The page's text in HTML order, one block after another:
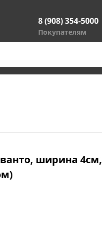
8 (908) 354-5000
Покупателям
ширина 4см,